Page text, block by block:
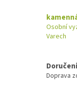
Osobní
Varech
Doprava